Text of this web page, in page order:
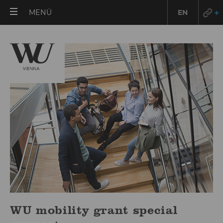
MENÜ EN
WU mobility grant special